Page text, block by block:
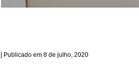
8 de julho, 2020